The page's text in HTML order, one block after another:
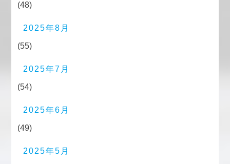
(48)
2025年8月
(55)
2025年7月
(54)
2025年6月
(49)
2025年5月